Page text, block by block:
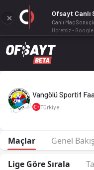
Vangölü Sportif
Vangölü Sportif
Türkiye
Maçlar Genel Bakış
Lige Göre Sırala
Ofsayt Canlı
Canlı Maç
Ücretsiz - Google